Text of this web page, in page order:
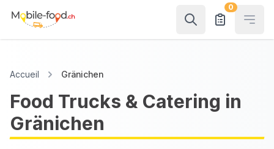
0
Accueil Gränichen
Food Trucks & Catering in
Gränichen